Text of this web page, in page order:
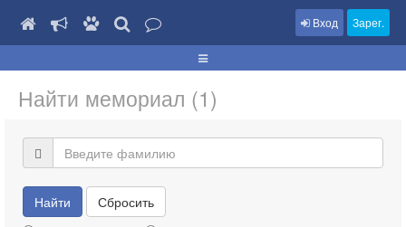
Вход Зарег.
Найти мемориал (1)
Найти Сбросить